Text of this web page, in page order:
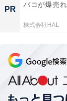
PR
バコが爆売
株式会社HAL